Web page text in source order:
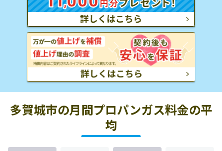
多賀城市の月間プロパンガス料金の平
均